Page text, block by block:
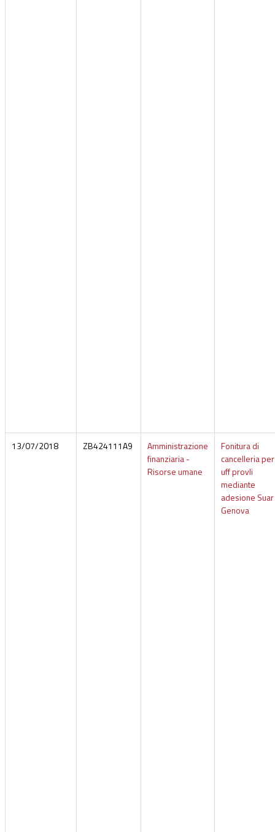
13/07/2018 ZB424111A9
Amministrazione
finanziaria -
Risorse umane
Fonitura di
cancelleria per
uff provli
mediante
adesione Suar
Genova